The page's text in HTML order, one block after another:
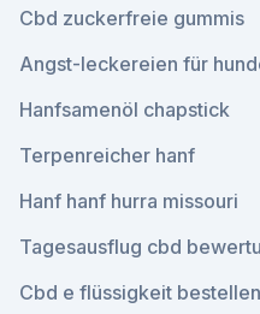
Cbd zuckerfreie gummis
Angst-leckereien für
Hanfsamenöl chapstick
Terpenreicher hanf
Hanf hanf hurra missouri
Tagesausflug cbd
Cbd e flüssigkeit bestellen